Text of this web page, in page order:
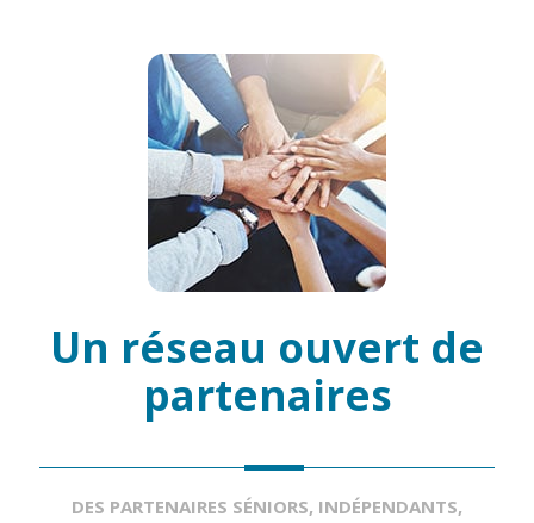
Un réseau ouvert de
partenaires
DES PARTENAIRES SÉNIORS, INDÉPENDANTS,